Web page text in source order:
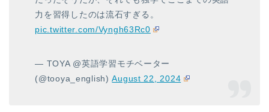
力を習得したのは流石すぎる。
pic.twitter.com/Vyngh63Rc0
— TOYA @英語学習モチベーター
(@tooya_english)August 22, 2024